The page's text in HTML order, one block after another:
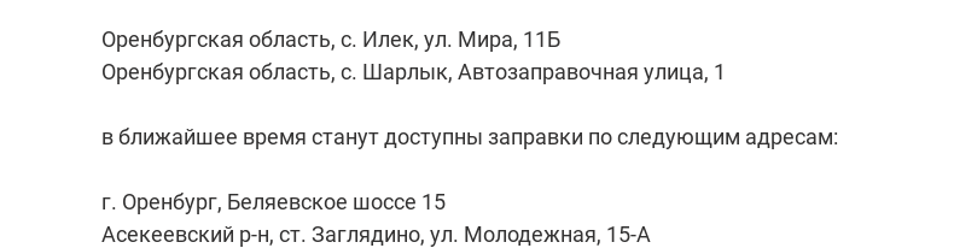
Оренбургская область, с. Илек, ул. Мира, 11Б
Оренбургская область, с. Шарлык, Автозаправочная улица, 1
в ближайшее время станут доступны заправки по следующим адресам:
г. Оренбург, Беляевское шоссе 15
Асекеевский р-н, ст. Заглядино, ул. Молодежная, 15-А